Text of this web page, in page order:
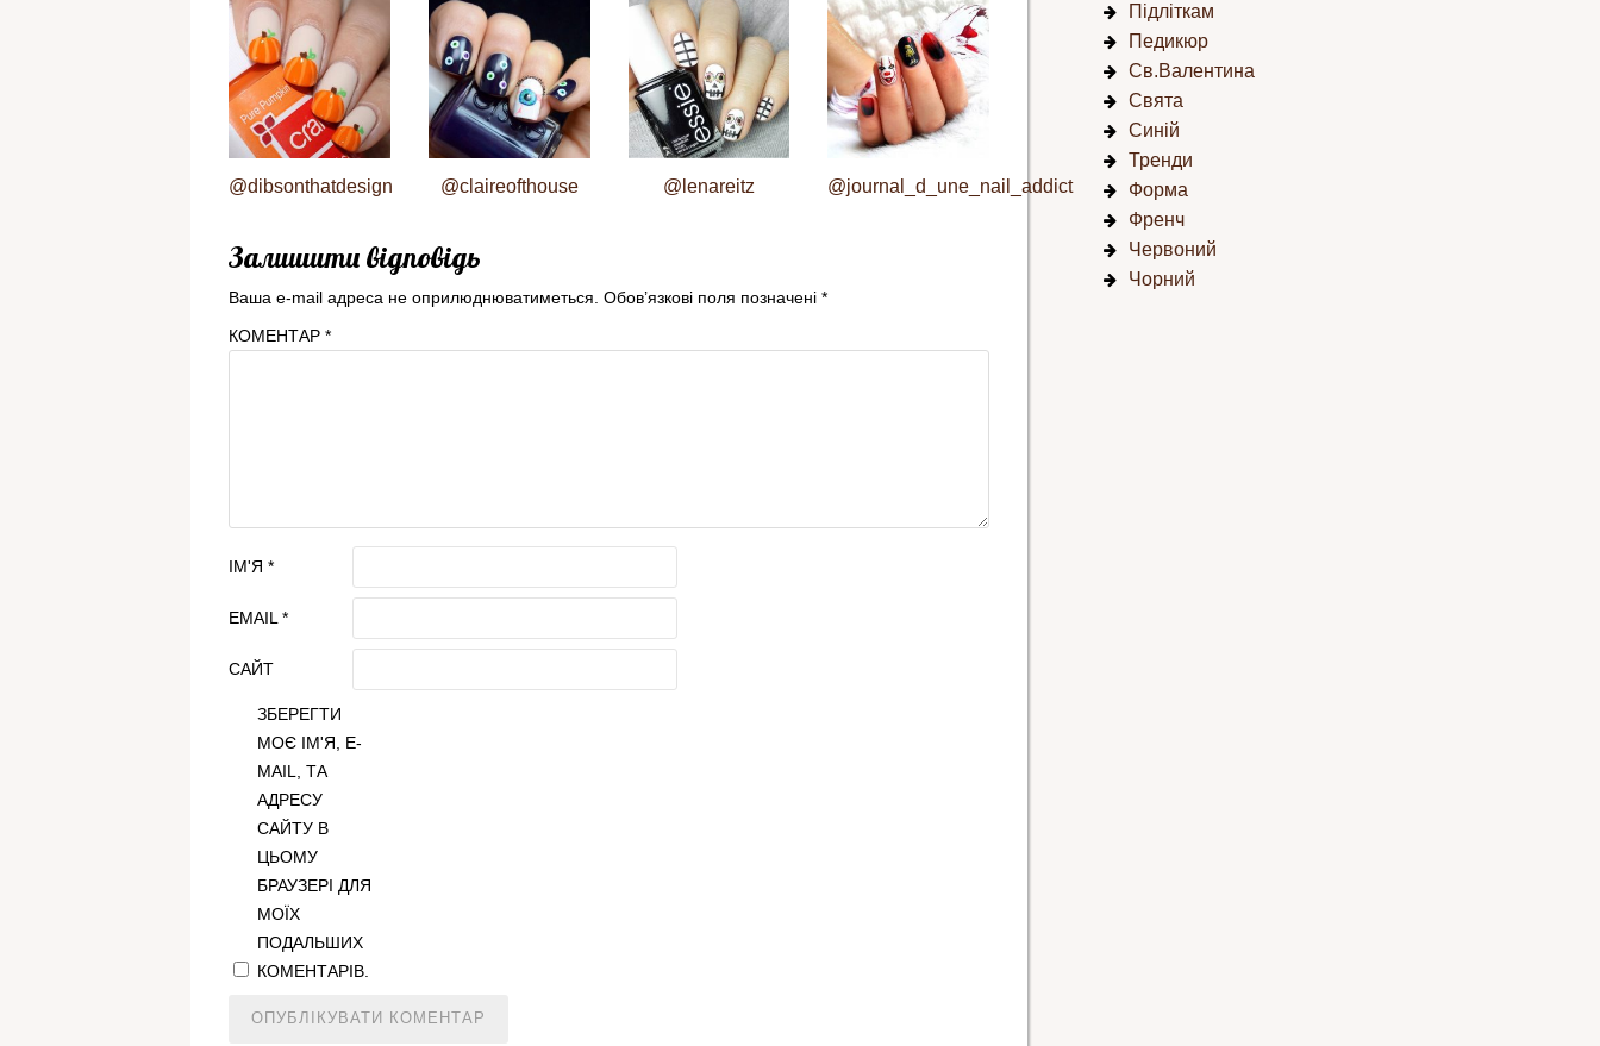
@dibsonthatdesign @claireofthouse @lenareitz @journal_d_une_nail_addict
Залишити відповідь
Ваша e-mail адреса не оприлюднюватиметься. Обов’язкові поля позначені *
КОМЕНТАР *
ІМ'Я *
EMAIL *
САЙТ
ЗБЕРЕГТИ
МОЄ ІМ'Я, E-
MAIL, ТА
АДРЕСУ
САЙТУ В
ЦЬОМУ
БРАУЗЕРІ ДЛЯ
МОЇХ
ПОДАЛЬШИХ
КОМЕНТАРІВ.
Підліткам
Педикюр
Св.Валентина
Свята
Синій
Тренди
Форма
Френч
Червоний
Чорний